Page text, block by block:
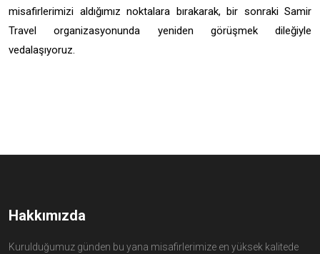
misafirlerimizi aldığımız noktalara bırakarak, bir sonraki Samir
Travel organizasyonunda yeniden görüşmek dileğiyle
vedalaşıyoruz.
Hakkımızda
Kurulduğumuz günden bu yana misafirlerimize en yüksek kalitede